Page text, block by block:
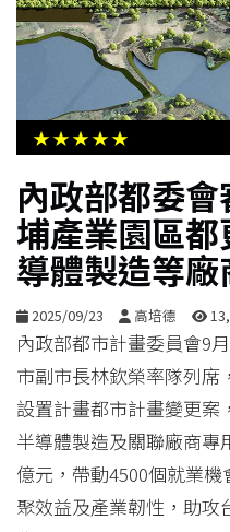
居
家
合
影
音
購
物
★★★★★
內政部都委
埔產業園區
導體製造等
2025/09/23 高培德
內政部都市計畫委員會9
市副市長林欽榮率隊列席
設置計畫都市計畫變更案
半導體製造及關聯廠商專
億元，帶動4500個就業
聚效益及產業韌性，助